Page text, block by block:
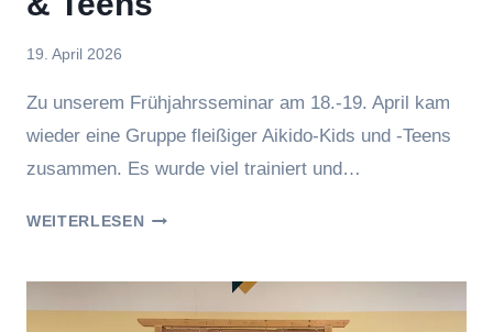
Von
Raufer
19. April 2026
Zu unserem Frühjahrsseminar am 18.-19. April kam
wieder eine Gruppe fleißiger Aikido-Kids und -Teens
zusammen. Es wurde viel trainiert und…
WEITERLESENFRÜHJAHRSSEMINAR
TEENS